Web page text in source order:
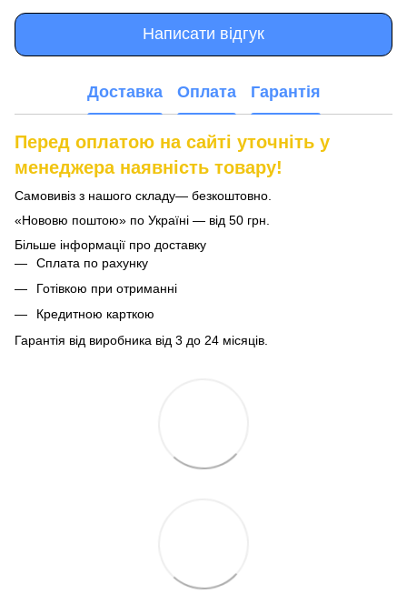
Написати відгук
Доставка Оплата Гарантія
Перед оплатою на сайті уточніть у
менеджера наявність товару!
Самовивіз з нашого складу— безкоштовно.
«Нововю поштою» по Україні — від 50 грн.
Більше інформації про доставку
Сплата по рахунку
Готівкою при отриманні
Кредитною карткою
Гарантія від виробника від 3 до 24 місяців.